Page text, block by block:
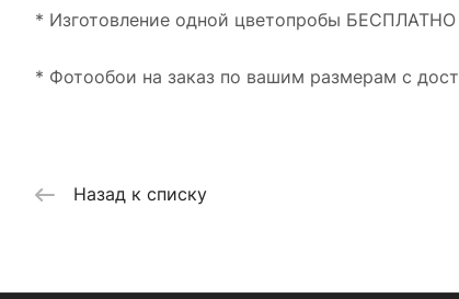
* Изготовление одной цветопробы БЕСПЛАТНО
* Фотообои на заказ по вашим размерам с
Назад к списку